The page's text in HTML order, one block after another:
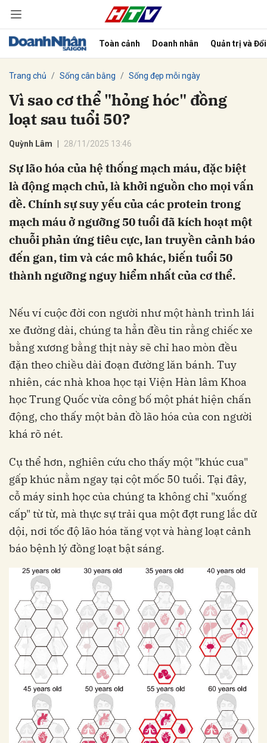
Toàn cảnh Doanh nhân Quản trị và
Trang chủ Sống cân bằng Sống đẹp mỗi ngày
Vì sao cơ thể "hỏng hóc" đồng
loạt sau tuổi 50?
Quỳnh Lâm 28/11/2025 13:46
Sự lão hóa của hệ thống mạch máu, đặc biệt
là động mạch chủ, là khởi nguồn cho mọi vấn
đề. Chính sự suy yếu của các protein trong
mạch máu ở ngưỡng 50 tuổi đã kích hoạt một
chuỗi phản ứng tiêu cực, lan truyền cảnh báo
đến gan, tim và các mô khác, biến tuổi 50
thành ngưỡng nguy hiểm nhất của cơ thể.
Nếu ví cuộc đời con người như một hành trình lái
xe đường dài, chúng ta hẳn đều tin rằng chiếc xe
bằng xương bằng thịt này sẽ chỉ hao mòn đều
đặn theo chiều dài đoạn đường lăn bánh. Tuy
nhiên, các nhà khoa học tại Viện Hàn lâm Khoa
học Trung Quốc vừa công bố một phát hiện chấn
động, cho thấy một bản đồ lão hóa của con người
khá rõ nét.
Cụ thể hơn, nghiên cứu cho thấy một "khúc cua"
gấp khúc nằm ngay tại cột mốc 50 tuổi. Tại đây,
cỗ máy sinh học của chúng ta không chỉ "xuống
cấp" từ từ, mà thực sự trải qua một đợt rung lắc dữ
dội, nơi tốc độ lão hóa tăng vọt và hàng loạt cảnh
báo bệnh lý đồng loạt bật sáng.
Hủy